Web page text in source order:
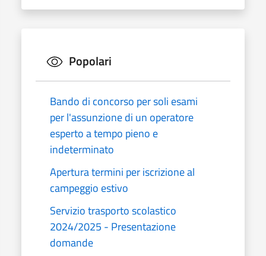
Popolari
Bando di concorso per soli esami
per l'assunzione di un operatore
esperto a tempo pieno e
indeterminato
Apertura termini per iscrizione al
campeggio estivo
Servizio trasporto scolastico
2024/2025 - Presentazione
domande